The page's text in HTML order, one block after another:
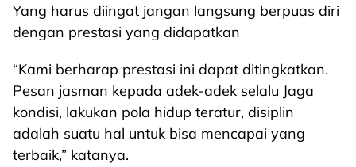
Yang harus diingat jangan langsung berpuas diri
dengan prestasi yang didapatkan
“Kami berharap prestasi ini dapat ditingkatkan.
Pesan jasman kepada adek-adek selalu Jaga
kondisi, lakukan pola hidup teratur, disiplin
adalah suatu hal untuk bisa mencapai yang
terbaik,” katanya.